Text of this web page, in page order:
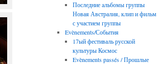
Последние aльбомы группы
Новая Австралия, клип и фильм
с участием группы
Evènements/События
17ый фестиваль русской
культуры Космос
Evènements passés / Прошлые